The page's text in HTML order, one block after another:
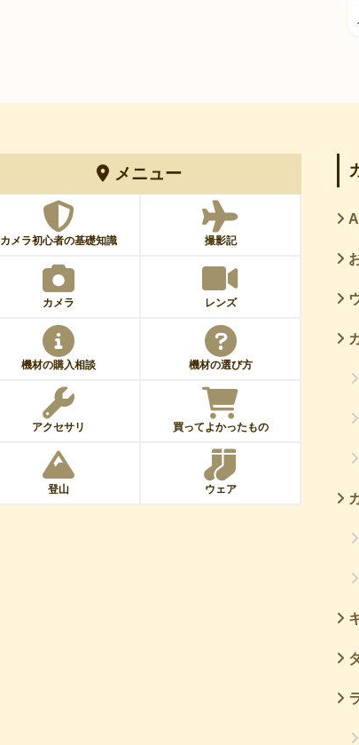
メニュー
カメラ初心者の基礎知識 撮影記
カメラ レンズ
機材の購入相談 機材の選び方
アクセサリ 買ってよかったもの
登山 ウェア